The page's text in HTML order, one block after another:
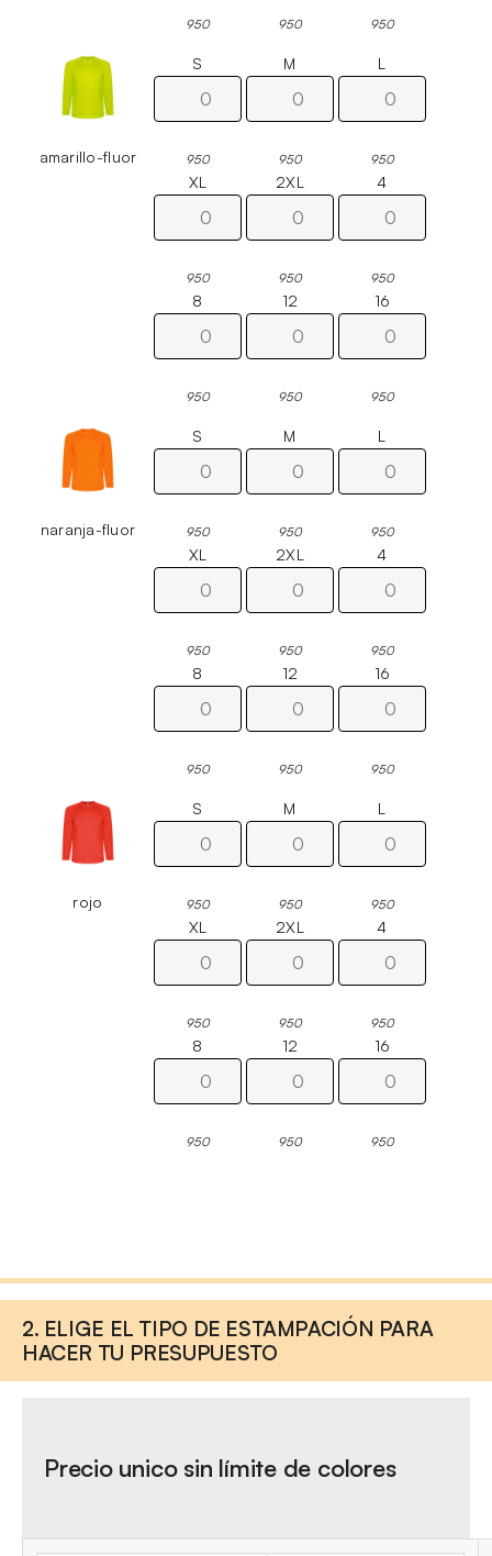
950 950 950
amarillo-fluor
S
950
M
950
L
950
XL
950
2XL
950
4
950
8
950
12
950
16
950
naranja-fluor
S
950
M
950
L
950
XL
950
2XL
950
4
950
8
950
12
950
16
950
rojo
S
950
M
950
L
950
XL
950
2XL
950
4
950
8
950
12
950
16
950
2. ELIGE EL TIPO DE ESTAMPACIÓN PARA
HACER TU PRESUPUESTO
Precio unico sin límite de colores